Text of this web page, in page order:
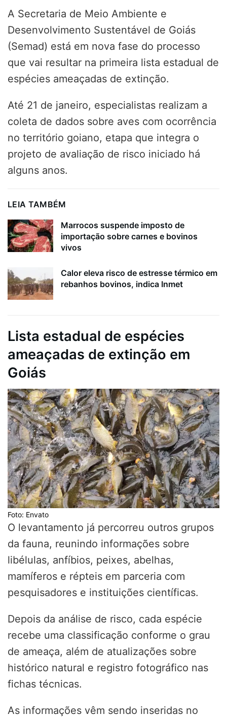
A Secretaria de Meio Ambiente e
Desenvolvimento Sustentável de Goiás
(Semad) está em nova fase do processo
que vai resultar na primeira lista estadual de
espécies ameaçadas de extinção.
Até 21 de janeiro, especialistas realizam a
coleta de dados sobre aves com ocorrência
no território goiano, etapa que integra o
projeto de avaliação de risco iniciado há
alguns anos.
LEIA TAMBÉM
Marrocos suspende imposto de
importação sobre carnes e bovinos
vivos
Calor eleva risco de estresse térmico em
rebanhos bovinos, indica Inmet
Lista estadual de espécies
ameaçadas de extinção em
Goiás
Foto: Envato
O levantamento já percorreu outros grupos
da fauna, reunindo informações sobre
libélulas, anfíbios, peixes, abelhas,
mamíferos e répteis em parceria com
pesquisadores e instituições científicas.
Depois da análise de risco, cada espécie
recebe uma classificação conforme o grau
de ameaça, além de atualizações sobre
histórico natural e registro fotográfico nas
fichas técnicas.
As informações vêm sendo inseridas no